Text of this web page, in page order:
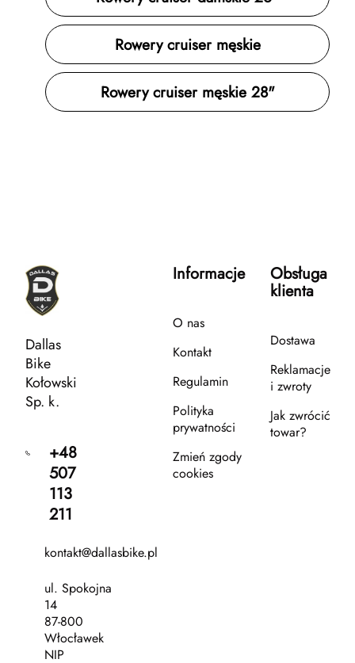
Rowery cruiser męskie
Rowery cruiser męskie 28"
Dallas
Bike
Kołowski
Sp. k.
+48
507
113
211
kontakt@dallasbike.pl
ul. Spokojna
14
87-800
Włocławek
NIP
Informacje
O nas
Kontakt
Regulamin
Polityka
prywatności
Zmień zgody
cookies
Obsługa
klienta
Dostawa
Reklamacje
i zwroty
Jak zwrócić
towar?